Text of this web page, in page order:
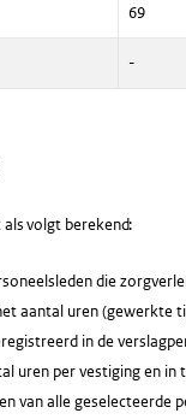
69
-
volgt berekend:
die
aantal uren (gewerkte
in de
uren per vestiging en in
van alle geselecteerde